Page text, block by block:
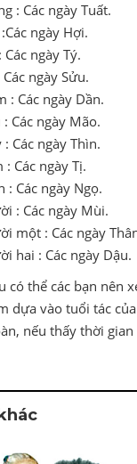
: Các ngày Tuất.
ngày Hợi.
ngày Tý.
ngày Sửu.
: Các ngày Dần.
Các ngày Mão.
Các ngày Thìn.
: Các ngày Tị.
: Các ngày Ngọ.
: Các ngày Mùi.
một : Các ngày
hai : Các ngày Dậu.
có thể các bạn nên
dựa vào tuổi tác
nếu thấy thời